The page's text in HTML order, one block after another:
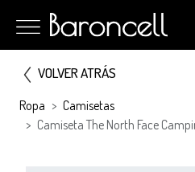
VOLVER ATRÁS
Ropa
Camisetas
Camiseta The North Face